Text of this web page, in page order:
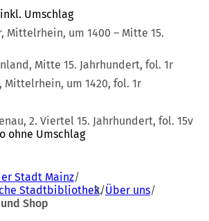
Umschlag
Mittelrhein, um 1400 – Mitte 15.
Mitte 15. Jahrhundert, fol. 1r
um 1420, fol. 1r
2. Viertel 15. Jahrhundert, fol. 15v
ohne Umschlag
Stadt Mainz
Stadtbibliothek Über uns
Shop